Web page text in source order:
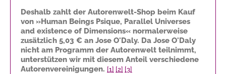
Deshalb zahlt der Autorenwelt-Shop beim Kauf
von »Human Beings Psique, Parallel Universes
and existence of Dimensions« normalerweise
zusätzlich 5,03 € an Jose O'Daly. Da Jose O'Daly
nicht am Programm der Autorenwelt teilnimmt,
unterstützen wir mit diesem Anteil verschiedene
Autorenvereinigungen. [1] [2] [3]